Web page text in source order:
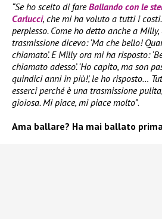
“Se ho scelto di fareBallando con le
Carlucci, che mi ha voluto a tutti i costi.
perplesso. Come ho detto anche a
trasmissione dicevo: ‘Ma che bello!
chiamato’. E Milly ora mi ha risposto:
chiamato adesso’. ‘Ho capito, ma son
quindici anni in più!’, le ho risposto…
esserci perché è una trasmissione
gioiosa. Mi piace, mi piace molto”.
Ama ballare? Ha mai ballato